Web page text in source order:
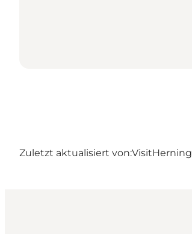
Zuletzt aktualisiert von:VisitHerning